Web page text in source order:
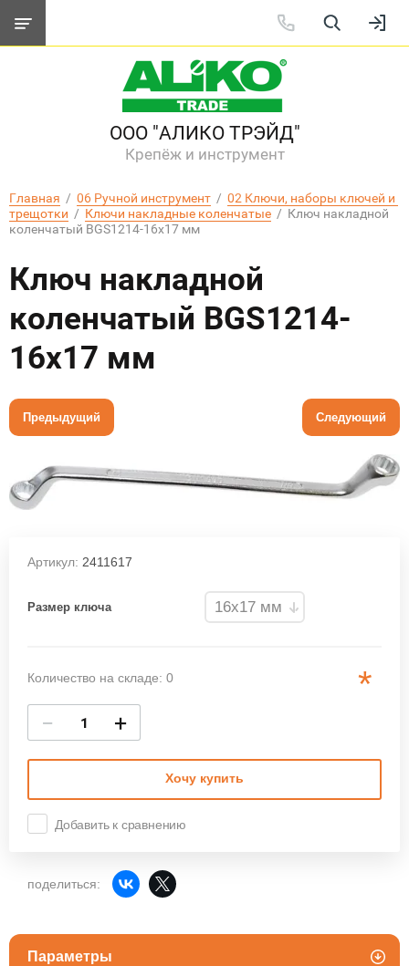
ООО "АЛИКО ТРЭЙД"
Крепёж и инструмент
Главная
  /
06 Ручной инструмент
  /
02 Ключи, наборы ключей и
трещотки
  /
Ключи накладные коленчатые
  /  Ключ накладной
коленчатый BGS1214-16х17 мм
Ключ накладной
коленчатый BGS1214-
16х17 мм
Предыдущий Следующий
Артикул: 2411617
Размер ключа
Количество на складе: 0 *
− +
Хочу купить
Добавить к сравнению
поделиться:
Параметры